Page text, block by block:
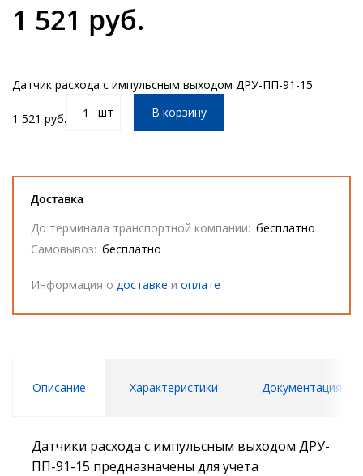
1 521 руб.
Датчик расхода с импульсным выходом ДРУ-ПП-91-15
1 521 руб. шт В корзину
Доставка
До терминала транспортной компании: бесплатно
Самовывоз: бесплатно
Информация о доставке и оплате
Описание Характеристики Документация
Датчики расхода с импульсным выходом ДРУ-
ПП-91-15 предназначены для учета